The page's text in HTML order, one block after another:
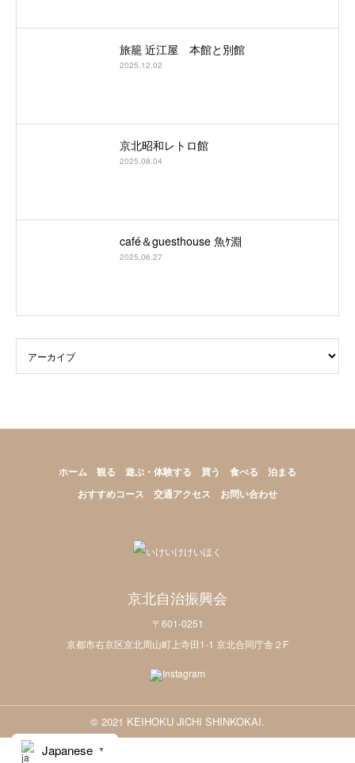
旅籠 近江屋 本館と別館
2025.12.02
京北昭和レトロ館
2025.08.04
café＆guesthouse 魚ｹ淵
2025.06.27
ホーム 観る 遊ぶ・体験する 買う 食べる
泊まる
おすすめコース
交通アクセス お問い合わせ
京北自治振興会
〒601-0251
京都市右京区京北周山町上寺田1-1 京北合同庁舎２F
© 2021 KEIHOKU JICHI SHINKOKAI.
Japanese ▼